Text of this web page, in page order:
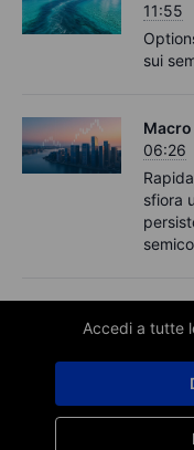
11:55
sui
Macro
06:26
sfiora
Accedi a tutte